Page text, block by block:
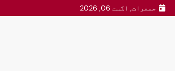
جمعرات, اگست 06, 2026